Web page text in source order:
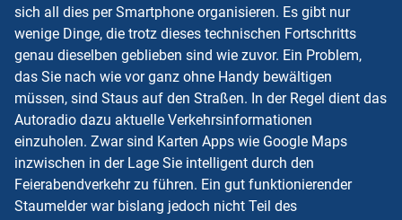
sich all dies per Smartphone organisieren. Es gibt nur
wenige Dinge, die trotz dieses technischen Fortschritts
genau dieselben geblieben sind wie zuvor. Ein Problem,
das Sie nach wie vor ganz ohne Handy bewältigen
müssen, sind Staus auf den Straßen. In der Regel dient das
Autoradio dazu aktuelle Verkehrsinformationen
einzuholen. Zwar sind Karten Apps wie Google Maps
inzwischen in der Lage Sie intelligent durch den
Feierabendverkehr zu führen. Ein gut funktionierender
Staumelder war bislang jedoch nicht Teil des